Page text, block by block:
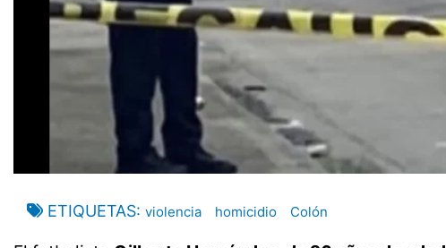
ETIQUETAS violencia homicidio Colón